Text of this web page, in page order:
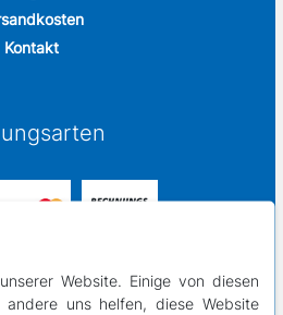
Kontakt
Website. Einige von diesen
andere uns helfen, diese Website